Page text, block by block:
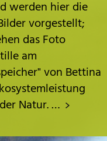
werden hier die
vorgestellt;
das Foto
am
von Bettina
Natur. …